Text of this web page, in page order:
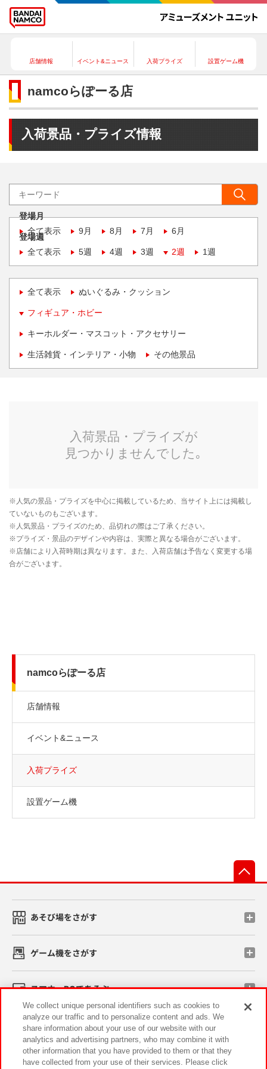
店舗情報 イベント&ニュース 入荷プライズ 設置ゲーム機
namcoらぽーる店
入荷景品・プライズ情報
登場月
全て表示
9月 8月 7月 6月
登場週
全て表示
5週 4週 3週 2週 1週
全て表示 ぬいぐるみ・クッション
フィギュア・ホビー
キーホルダー・マスコット・アクセサリー
生活雑貨・インテリア・小物 その他景品
namcoらぽーる店
店舗情報
イベント&ニュース
入荷プライズ
設置ゲーム機
あそび場をさがす
ゲーム機をさがす
スマホ・PCであそぶ
イベント・キャンペーン
We collect unique personal identifiers such as cookies to
analyze our traffic and to personalize content and ads. We
share information about your use of our website with our
analytics and advertising partners, who may combine it with
other information that you have provided to them or that they
have collected from your use of their services. Please click